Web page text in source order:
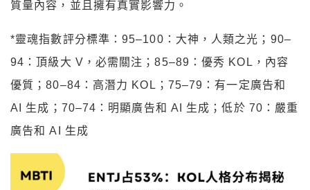
質量內容，並且擁有真實影響力。
*靈魂指數評分標準：95–100：大神，人類之光；90–
94：頂級大 V，必需關注；85–89：優秀 KOL，內容
優質；80–84：高潛力 KOL；75–79：有一定廣告和
AI 生成；70–74：明顯廣告和 AI 生成；低於 70：嚴重
廣告和 AI 生成